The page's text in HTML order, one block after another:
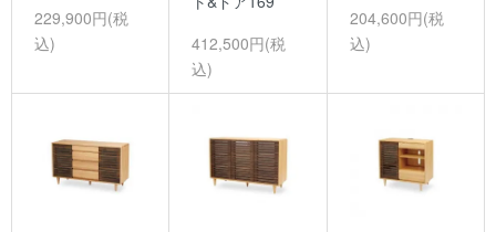
229,900円(税
込)
412,500円(税
込)
204,600円(税
込)